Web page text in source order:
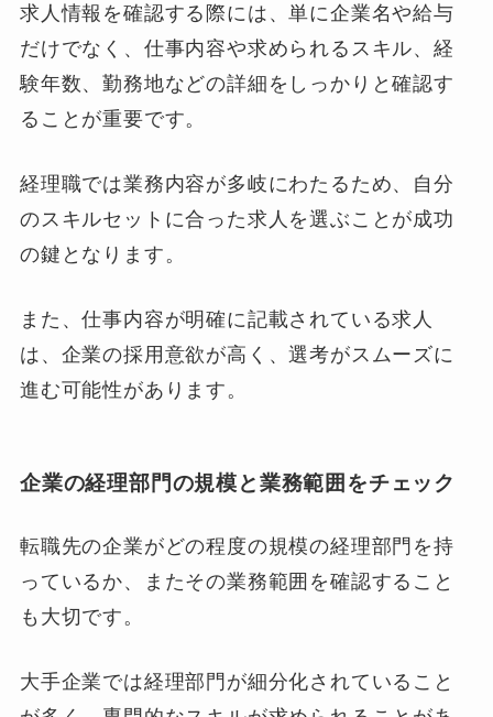
求人情報を確認する際には、単に企業名や給与
だけでなく、仕事内容や求められるスキル、経
験年数、勤務地などの詳細をしっかりと確認す
ることが重要です。
経理職では業務内容が多岐にわたるため、自分
のスキルセットに合った求人を選ぶことが成功
の鍵となります。
また、仕事内容が明確に記載されている求人
は、企業の採用意欲が高く、選考がスムーズに
進む可能性があります。
企業の経理部門の規模と業務範囲をチェック
転職先の企業がどの程度の規模の経理部門を持
っているか、またその業務範囲を確認すること
も大切です。
大手企業では経理部門が細分化されていること